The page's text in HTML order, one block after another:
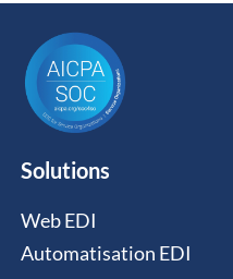
Solutions
Web EDI
Automatisation EDI